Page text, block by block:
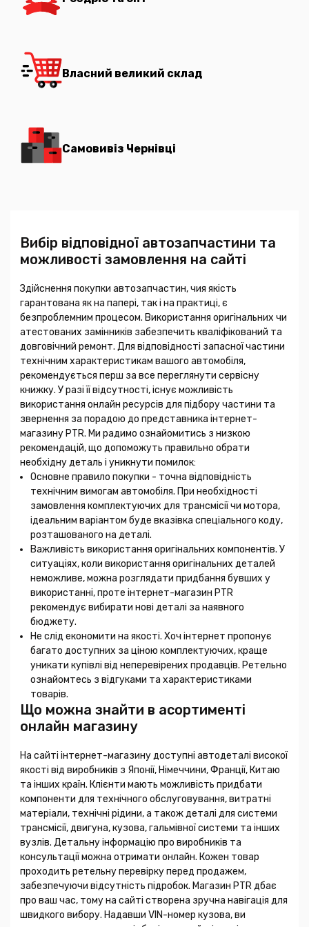
Власний великий склад
Самовивіз Чернівці
Вибір відповідної автозапчастини та
можливості замовлення на сайті
Здійснення покупки автозапчастин, чия якість
гарантована як на папері, так і на практиці, є
безпроблемним процесом. Використання оригінальних чи
атестованих замінників забезпечить кваліфікований та
довговічний ремонт. Для відповідності запасної частини
технічним характеристикам вашого автомобіля,
рекомендується перш за все переглянути сервісну
книжку. У разі її відсутності, існує можливість
використання онлайн ресурсів для підбору частини та
звернення за порадою до представника інтернет-
магазину PTR. Ми радимо ознайомитись з низкою
рекомендацій, що допоможуть правильно обрати
необхідну деталь і уникнути помилок:
Основне правило покупки - точна відповідність
технічним вимогам автомобіля. При необхідності
замовлення комплектуючих для трансмісії чи мотора,
ідеальним варіантом буде вказівка спеціального коду,
розташованого на деталі.
Важливість використання оригінальних компонентів. У
ситуаціях, коли використання оригінальних деталей
неможливе, можна розглядати придбання бувших у
використанні, проте інтернет-магазин PTR
рекомендує вибирати нові деталі за наявного
бюджету.
Не слід економити на якості. Хоч інтернет пропонує
багато доступних за ціною комплектуючих, краще
уникати купівлі від неперевірених продавців. Ретельно
ознайомтесь з відгуками та характеристиками
товарів.
Що можна знайти в асортименті
онлайн магазину
На сайті інтернет-магазину доступні автодеталі високої
якості від виробників з Японії, Німеччини, Франції, Китаю
та інших країн. Клієнти мають можливість придбати
компоненти для технічного обслуговування, витратні
матеріали, технічні рідини, а також деталі для системи
трансмісії, двигуна, кузова, гальмівної системи та інших
вузлів. Детальну інформацію про виробників та
консультації можна отримати онлайн. Кожен товар
проходить ретельну перевірку перед продажем,
забезпечуючи відсутність підробок. Магазин PTR дбає
про ваш час, тому на сайті створена зручна навігація для
швидкого вибору. Надавши VIN-номер кузова, ви